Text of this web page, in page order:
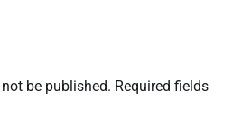
be published. Required fields